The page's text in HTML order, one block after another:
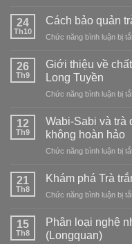
24
Th10
Cách bảo quản
Chức năng bình luận bị
26
Th9
Giới thiệu về
Long Tuyền
Chức năng bình luận bị
12
Th9
Wabi-Sabi và trà
không hoàn hảo
Chức năng bình luận bị
21
Th8
Khám phá Trà
Chức năng bình luận bị
15
Th8
Phân loại nghệ
(Longquan)